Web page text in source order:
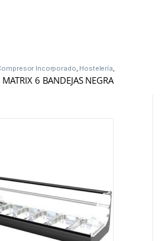
Incorporado, Hostelería,
6 BANDEJAS NEGRA